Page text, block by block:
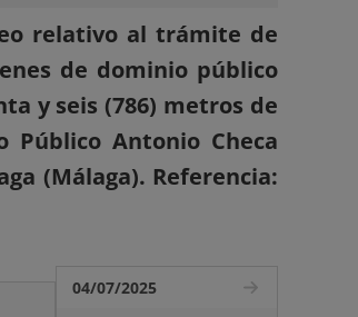
relativo al trámite de
de dominio público
y seis (786) metros de
Público Antonio Checa
(Málaga). Referencia:
04/07/2025